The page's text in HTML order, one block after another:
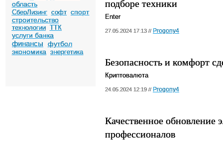
область
СберЛизинг софт спорт
строительство
технологии ТТК
услуги банка
финансы
футбол
экономика
энергетика
подборе техники
Enter
27.05.2024 17:13 // Progony4
Безопасность и комфорт
Криптовалюта
24.05.2024 12:19 // Progony4
Качественное обновление
профессионалов